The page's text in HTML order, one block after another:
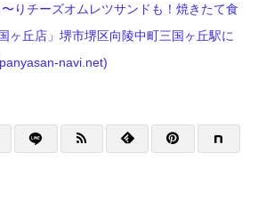
りチーズオムレツサンドも！焼きたて食
ヶ丘店」堺市堺区向陵中町三国ヶ丘駅に
navi.net)